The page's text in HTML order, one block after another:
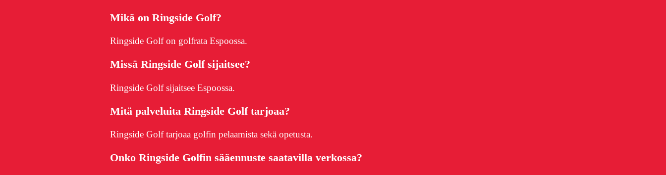
Mikä on Ringside Golf?
Ringside Golf on golfrata Espoossa.
Missä Ringside Golf sijaitsee?
Ringside Golf sijaitsee Espoossa.
Mitä palveluita Ringside Golf tarjoaa?
Ringside Golf tarjoaa golfin pelaamista sekä opetusta.
Onko Ringside Golfin sääennuste saatavilla verkossa?